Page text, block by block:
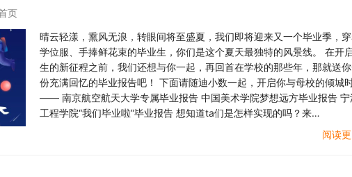
页
晴云轻漾，熏风无浪，转眼间将至盛夏，我们即将迎来又一个毕业季，
学位服、手捧鲜花束的毕业生，你们是这个夏天最独特的风景线。 在开
生的新征程之前，我们还想与你一起，再回首在学校的那些年，那就送
份充满回忆的毕业报告吧！ 下面请随迪小数一起，开启你与母校的倾城
—— 南京航空航天大学专属毕业报告 中国美术学院梦想远方毕业报告 宁
工程学院“我们毕业啦”毕业报告 想知道ta们是怎样实现的吗？来…
阅读